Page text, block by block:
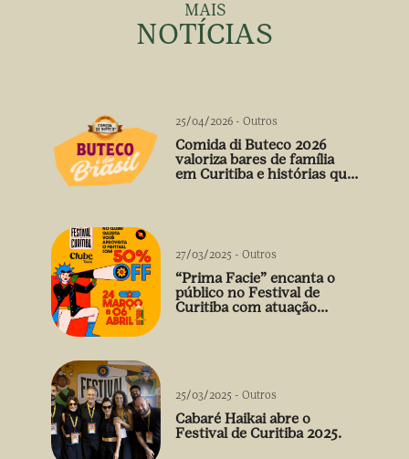
MAIS
NOTÍCIAS
25/04/2026 - Outros
Comida di Buteco 2026
valoriza bares de família
em Curitiba e histórias que
27/03/2025 - Outros
“Prima Facie” encanta o
público no Festival de
Curitiba com atuação
25/03/2025 - Outros
Cabaré Haikai abre o
Festival de Curitiba 2025.